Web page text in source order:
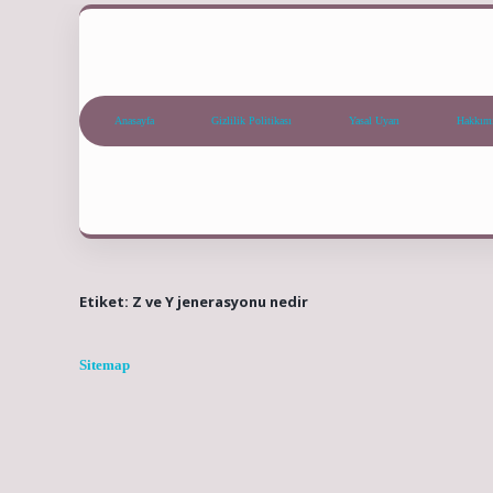
Anasayfa Gizlilik Politikası Yasal Uyarı
Etiket: Z ve Y jenerasyonu nedir
Sitemap